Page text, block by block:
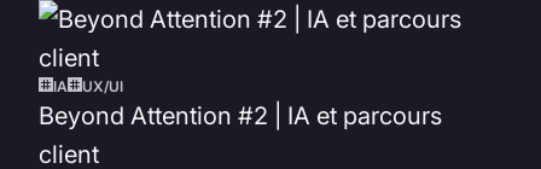
IA UX/UI
Beyond Attention #2 | IA et parcours
client